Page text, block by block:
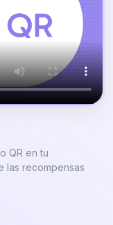
QR en tu
las recompensas